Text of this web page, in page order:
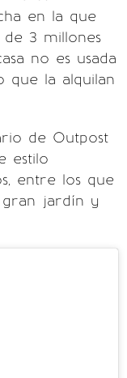
en la que
3 millones
no es usada
que la alquilan
de Outpost
estilo
entre los que
gran jardín y